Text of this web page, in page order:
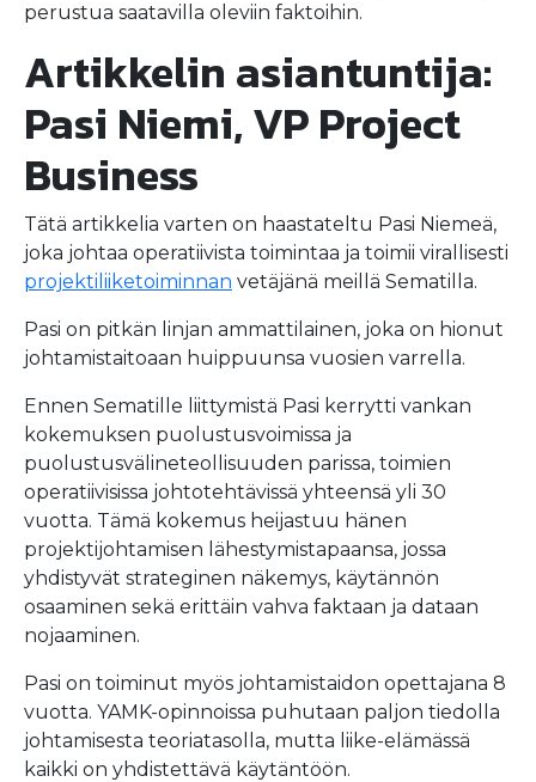
perustua saatavilla oleviin faktoihin.
Artikkelin asiantuntija:
Pasi Niemi, VP Project
Business
Tätä artikkelia varten on haastateltu Pasi Niemeä,
joka johtaa operatiivista toimintaa ja toimii virallisesti
projektiliiketoiminnan vetäjänä meillä Sematilla.
Pasi on pitkän linjan ammattilainen, joka on hionut
johtamistaitoaan huippuunsa vuosien varrella.
Ennen Sematille liittymistä Pasi kerrytti vankan
kokemuksen puolustusvoimissa ja
puolustusvälineteollisuuden parissa, toimien
operatiivisissa johtotehtävissä yhteensä yli 30
vuotta. Tämä kokemus heijastuu hänen
projektijohtamisen lähestymistapaansa, jossa
yhdistyvät strateginen näkemys, käytännön
osaaminen sekä erittäin vahva faktaan ja dataan
nojaaminen.
Pasi on toiminut myös johtamistaidon opettajana 8
vuotta. YAMK-opinnoissa puhutaan paljon tiedolla
johtamisesta teoriatasolla, mutta liike-elämässä
kaikki on yhdistettävä käytäntöön.